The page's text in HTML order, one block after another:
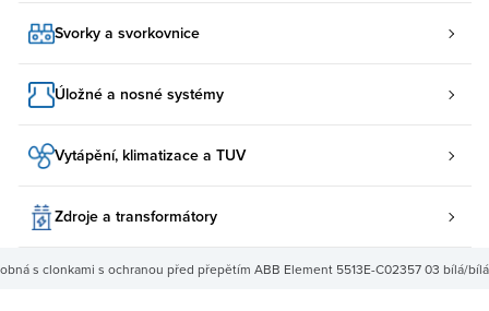
Svorky a svorkovnice
Úložné a nosné systémy
Vytápění, klimatizace a TUV
Zdroje a transformátory
s clonkami s ochranou před přepětím ABB Element 5513E-C02357 03 bílá/bílá